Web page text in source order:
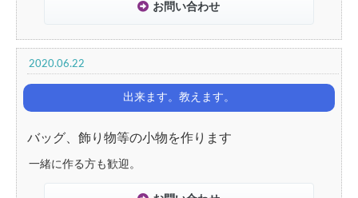
お問い合わせ
2020.06.22
出来ます。教えます。
バッグ、飾り物等の小物を作ります
一緒に作る方も歓迎。